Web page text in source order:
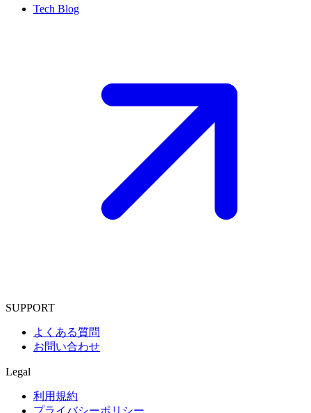
Tech Blog
SUPPORT
よくある質問
お問い合わせ
Legal
利用規約
プライバシーポリシー